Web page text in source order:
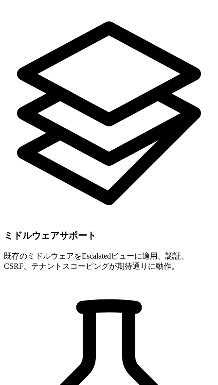
ミドルウェアサポート
既存のミドルウェアをEscalatedビューに適用。認証、
CSRF、テナントスコーピングが期待通りに動作。